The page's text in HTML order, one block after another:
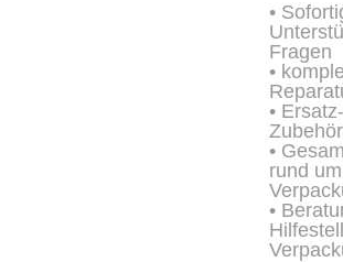
•
Fragen
•
•
•
rund
•